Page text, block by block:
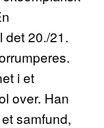
det 20./21.
i et
over. Han
samfund,